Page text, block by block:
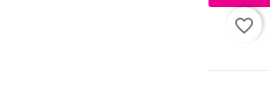
favorite_border